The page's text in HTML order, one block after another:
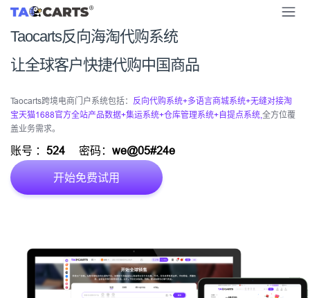
Taocarts反向海淘代购系统
让全球客户快捷代购中国商品
Taocarts跨境电商门户系统包括： 反向代购系统+多语言商城系统+无缝对接淘
宝天猫1688官方全站产品数据+集运系统+仓库管理系统+自提点系统,全方位覆
盖业务需求。
账号 ： 524 密码： we@05#24e
开始免费试用